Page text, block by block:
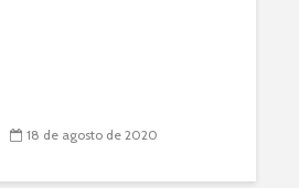
18 de agosto de 2020